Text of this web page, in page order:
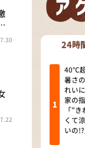
24時
40℃
暑さ
れい
家の
「“
くて
いの!?